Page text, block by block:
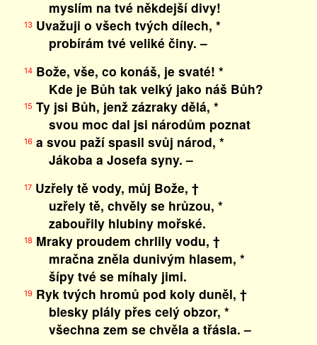
myslím na tvé někdejší divy!
13Uvažuji o všech tvých dílech, *
probírám tvé veliké činy. –
14Bože, vše, co konáš, je svaté! *
Kde je Bůh tak velký jako náš Bůh?
15 Ty jsi Bůh, jenž zázraky dělá, *
svou moc dal jsi národům poznat
16a svou paží spasil svůj národ, *
Jákoba a Josefa syny. –
17Uzřely tě vody, můj Bože, †
uzřely tě, chvěly se hrůzou, *
zabouřily hlubiny mořské.
18 Mraky proudem chrlily vodu, †
mračna zněla dunivým hlasem, *
šípy tvé se míhaly jimi.
19Ryk tvých hromů pod koly duněl, †
blesky plály přes celý obzor, *
všechna zem se chvěla a třásla. –